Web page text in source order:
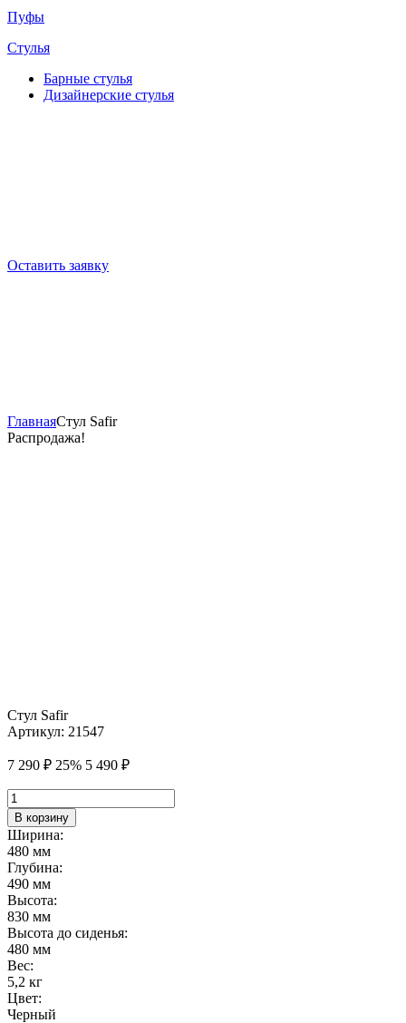
Пуфы
Стулья
Барные cтулья
Дизайнерские cтулья
Оставить заявку
ГлавнаяСтул Safir
Распродажа!
Стул Safir
Артикул: 21547
7 290 ₽ 25% 5 490 ₽
Количество
товара
Стул
Safir
В корзину
Ширина:
480 мм
Глубина:
490 мм
Высота:
830 мм
Высота до сиденья:
480 мм
Вес:
5,2 кг
Цвет:
Черный